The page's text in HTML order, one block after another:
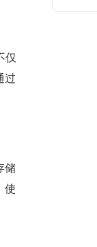
仅
过
储
使